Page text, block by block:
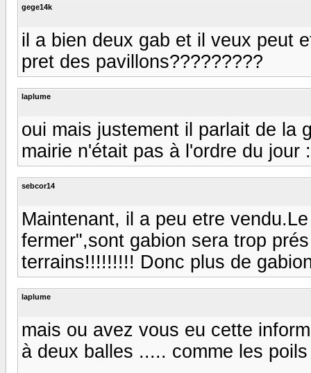
gege14k
il a bien deux gab et il veux peut
pret des pavillons?????????
laplume
oui mais justement il parlait de la
mairie n'était pas à l'ordre du jour
sebcor14
Maintenant, il a peu etre
fermer",sont gabion sera trop
terrains!!!!!!!!! Donc plus de
laplume
mais ou avez vous eu cette
à deux balles ..... comme les poils